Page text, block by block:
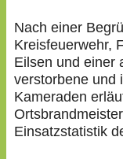
Nach einer
Kreisfeuerwehr,
Eilsen und einer
verstorbene und
Kameraden
Einsatzstatistik